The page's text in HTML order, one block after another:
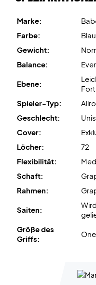
Expertenrat: Für diesen
Bespannung mit Ashaway
Marke:
Farbe:
Blau
Gewicht:
Balance:
Ebene:
Spieler-Typ:
Geschlecht:
Cover:
Löcher:
72
Flexibilität:
Schaft:
Rahmen:
Saiten:
Größe des
Griffs: